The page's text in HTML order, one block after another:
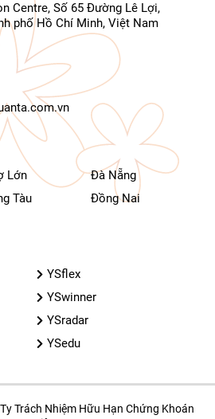
Centre, Số 65 Đường Lê Lợi,
phố Hồ Chí Minh, Việt Nam
Lớn
Đà Nẵng
Tàu Đồng Nai
YSflex
YSwinner
YSradar
YSedu
Trách Nhiệm Hữu Hạn Chứng Khoán